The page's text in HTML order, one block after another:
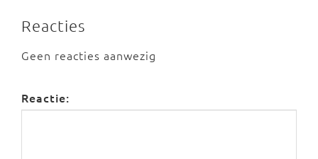
Reacties
Geen reacties aanwezig
Reactie: